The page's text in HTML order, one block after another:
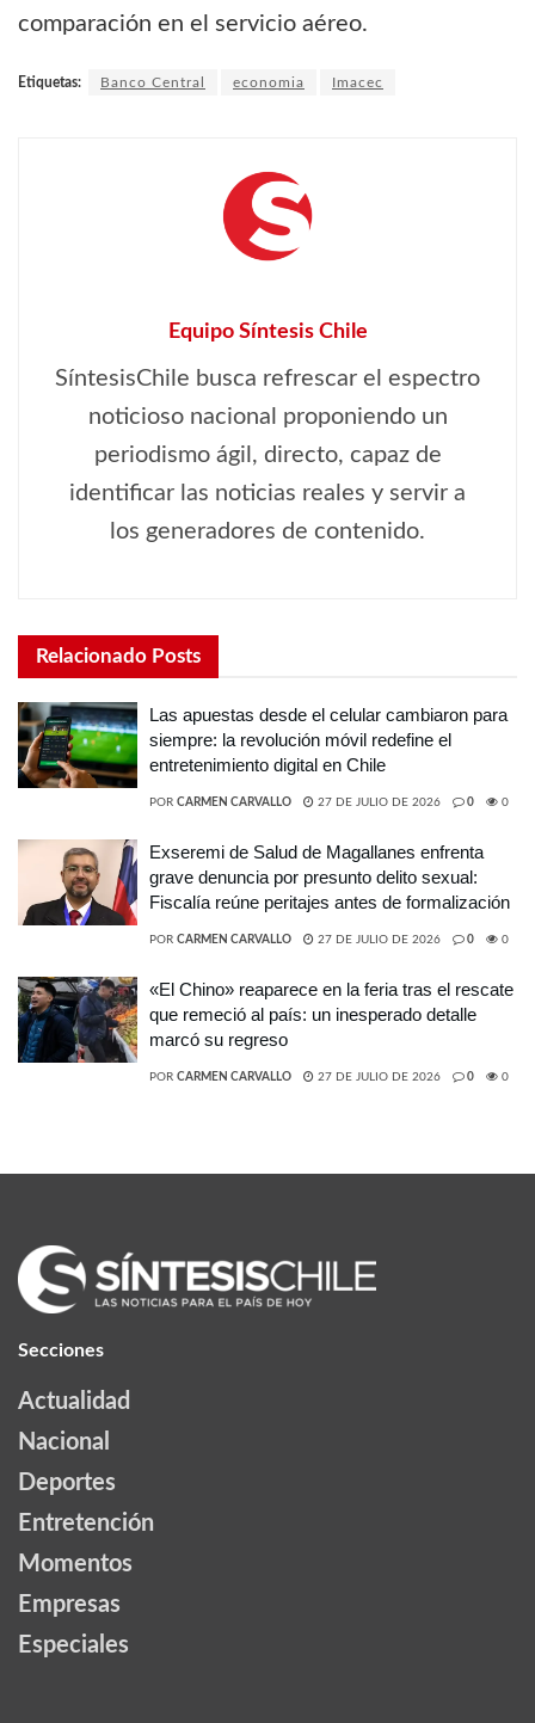
comparación en el servicio aéreo.
Etiquetas: Banco Central economia Imacec
Equipo Síntesis Chile
SíntesisChile busca refrescar el espectro
noticioso nacional proponiendo un
periodismo ágil, directo, capaz de
identificar las noticias reales y servir a
los generadores de contenido.
Relacionado Posts
Las apuestas desde el celular cambiaron para
siempre: la revolución móvil redefine el
entretenimiento digital en Chile
POR CARMEN CARVALLO 27 DE JULIO DE 2026 0 0
Exseremi de Salud de Magallanes enfrenta
grave denuncia por presunto delito sexual:
Fiscalía reúne peritajes antes de formalización
POR CARMEN CARVALLO 27 DE JULIO DE 2026 0 0
«El Chino» reaparece en la feria tras el rescate
que remeció al país: un inesperado detalle
marcó su regreso
POR CARMEN CARVALLO 27 DE JULIO DE 2026 0 0
Secciones
Actualidad
Nacional
Deportes
Entretención
Momentos
Empresas
Especiales